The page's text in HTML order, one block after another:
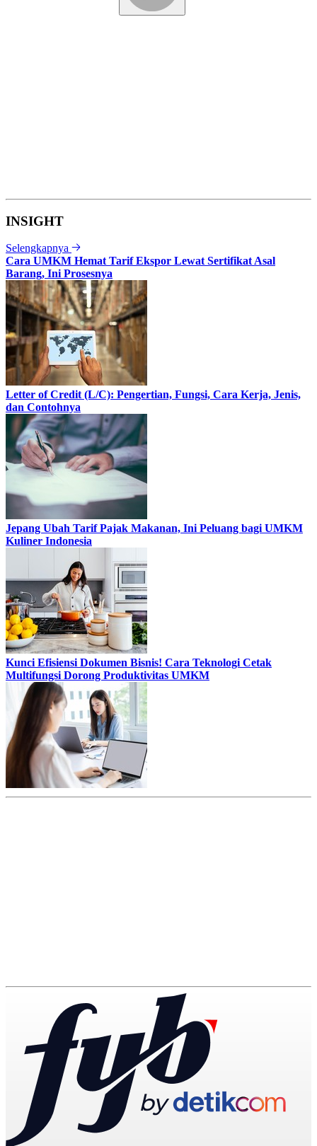
INSIGHT
Selengkapnya
Cara UMKM Hemat Tarif Ekspor Lewat Sertifikat Asal
Barang, Ini Prosesnya
Letter of Credit (L/C): Pengertian, Fungsi, Cara Kerja, Jenis,
dan Contohnya
Jepang Ubah Tarif Pajak Makanan, Ini Peluang bagi UMKM
Kuliner Indonesia
Kunci Efisiensi Dokumen Bisnis! Cara Teknologi Cetak
Multifungsi Dorong Produktivitas UMKM